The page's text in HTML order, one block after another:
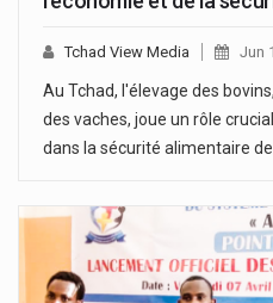
Tchad View Media Jun
Au Tchad, l'élevage des
des vaches, joue un rôle
dans la sécurité alimentaire